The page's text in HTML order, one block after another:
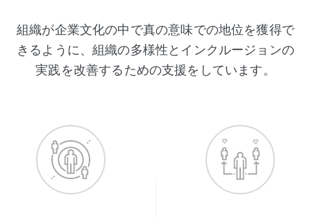
組織が企業文化の中で真の意味での地位を獲得で
きるように、組織の多様性とインクルージョンの
実践を改善するための支援をしています。